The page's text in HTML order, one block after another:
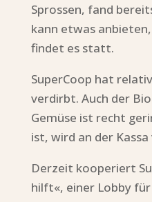
Sprossen, fand
kann etwas
findet es statt.
SuperCoop hat
verdirbt. Auch der
Gemüse ist recht
ist, wird an der
Derzeit kooperiert
hilft«, einer Lobby